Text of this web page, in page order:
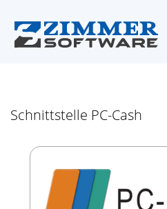
Schnittstelle PC-Cash